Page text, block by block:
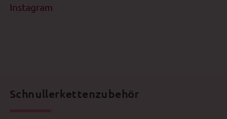
Instagram
Schnullerkettenzubehör